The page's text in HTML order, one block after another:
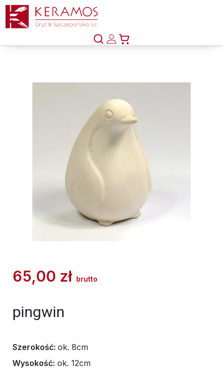
65,00 zł brutto
pingwin
Szerokość: ok. 8cm
Wysokość: ok. 12cm